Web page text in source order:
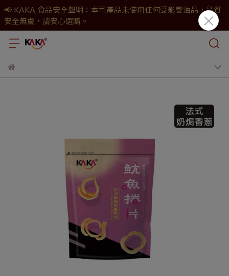
📢 KAKA 食品安全聲明：本司產品未使用任何受影響油品，品質
安全無虞，請安心選購。